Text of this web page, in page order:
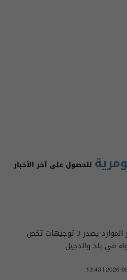
للحصول على آخر الأخبار
وزير الموارد يصدر 3 توجيهات تخص
في بلد والدجيل
13:43 | 2026-